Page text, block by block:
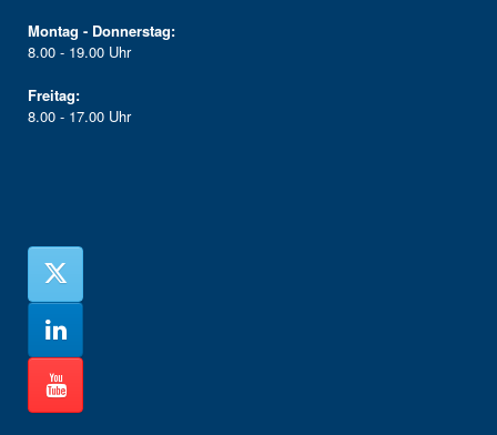
Montag - Donnerstag:
8.00 - 19.00 Uhr
Freitag:
8.00 - 17.00 Uhr